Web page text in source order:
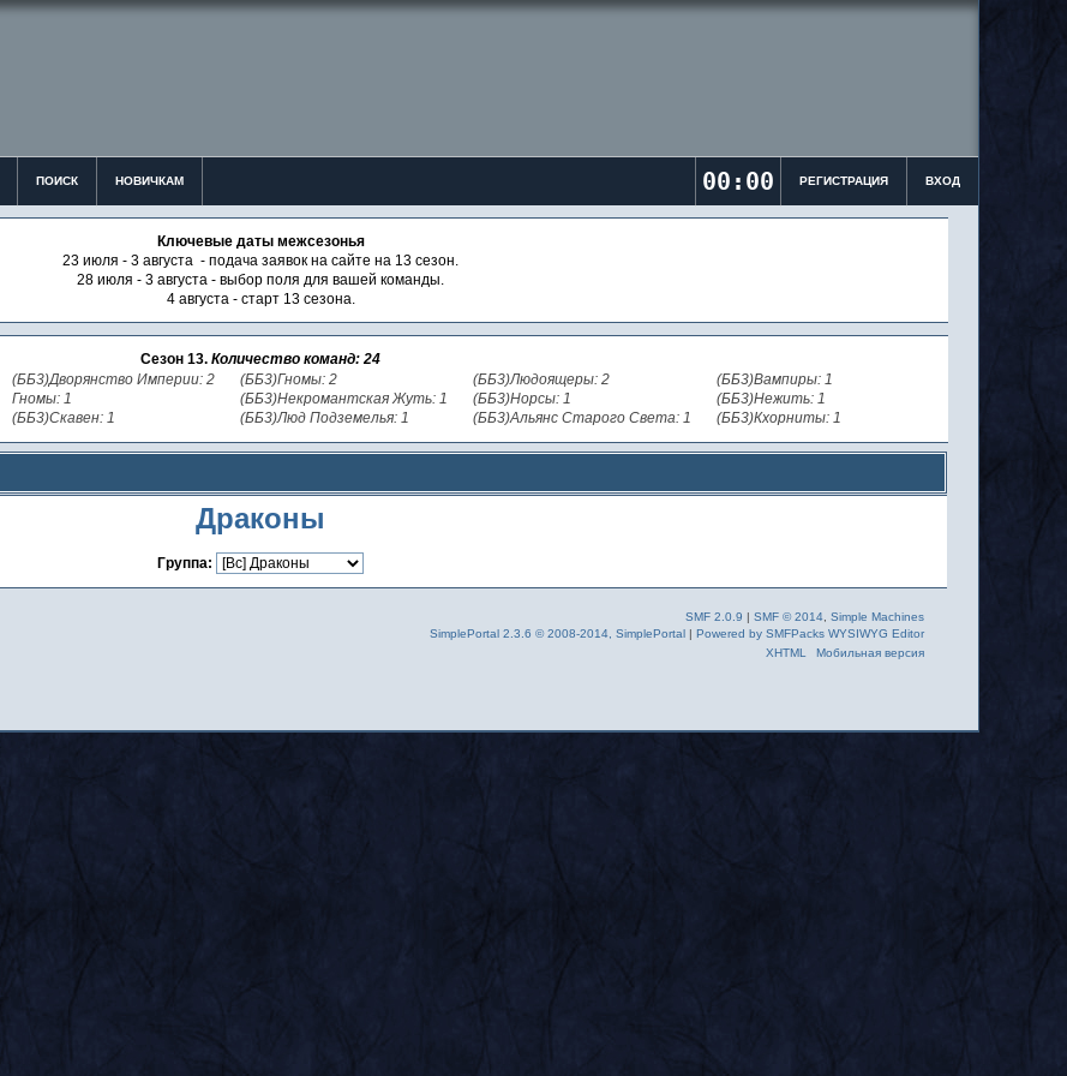
ПОИСК НОВИЧКАМ 00:00 РЕГИСТРАЦИЯ ВХОД
Ключевые даты межсезонья
23 июля - 3 августа - подача заявок на сайте на 13 сезон.
28 июля - 3 августа - выбор поля для вашей команды.
4 августа - старт 13 сезона.
Сезон 13. Количество команд: 24
(ББ3)Дворянство Империи: 2
Гномы: 1
(ББ3)Скавен: 1
(ББ3)Гномы: 2
(ББ3)Некромантская Жуть: 1
(ББ3)Люд Подземелья: 1
(ББ3)Людоящеры: 2
(ББ3)Норсы: 1
(ББ3)Альянс Старого Света: 1
(ББ3)Вампиры: 1
(ББ3)Нежить: 1
(ББ3)Кхорниты: 1
Драконы
Группа:
SMF 2.0.9 |SMF © 2014 ,Simple Machines
SimplePortal 2.3.6 © 2008-2014, SimplePortal |Powered by SMFPacks WYSIWYG Editor
XHTML
Мобильная версия